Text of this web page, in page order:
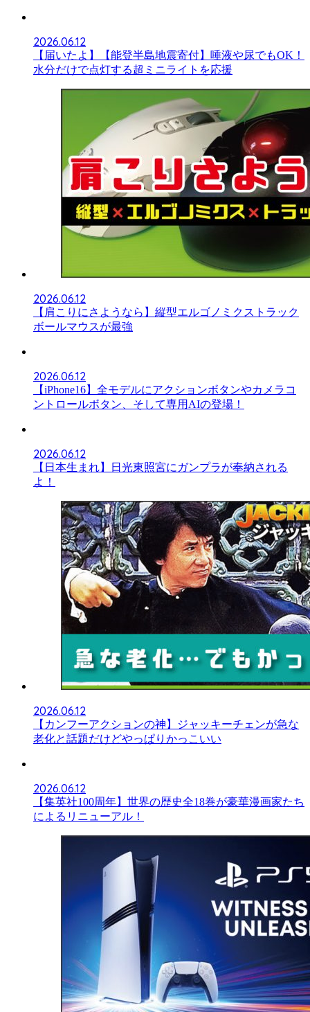
2026.06.12
【届いたよ】【能登半島地震寄付】唾液や尿でもOK！
水分だけで点灯する超ミニライトを応援
2026.06.12
【肩こりにさようなら】縦型エルゴノミクストラック
ボールマウスが最強
2026.06.12
【iPhone16】全モデルにアクションボタンやカメラコ
ントロールボタン、そして専用AIの登場！
2026.06.12
【日本生まれ】日光東照宮にガンプラが奉納される
よ！
2026.06.12
【カンフーアクションの神】ジャッキーチェンが急な
老化と話題だけどやっぱりかっこいい
2026.06.12
【集英社100周年】世界の歴史全18巻が豪華漫画家たち
によるリニューアル！